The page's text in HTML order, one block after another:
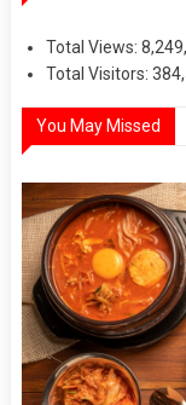
Total Views:
Total Visitors:
You May Missed